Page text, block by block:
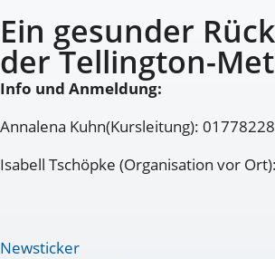
Ein gesunder
der Tellington-
Info und Anmeldung:
Annalena Kuhn(Kursleitung):
Isabell Tschöpke (Organisation vor
Newsticker